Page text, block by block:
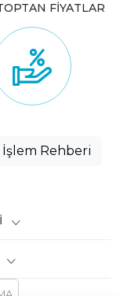
FİYATLAR
İşlem Rehberi